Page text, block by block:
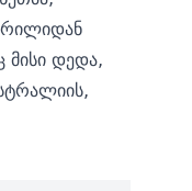
მისი დედა,